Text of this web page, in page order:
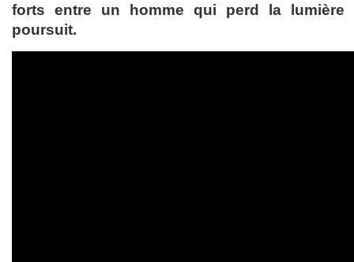
forts entre un homme qui perd la
poursuit.